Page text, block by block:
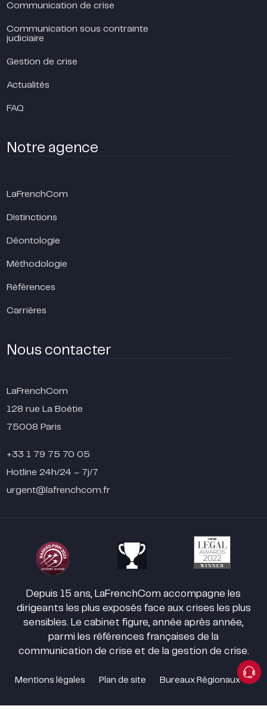
Communication de crise
Communication sous contrainte
judiciaire
Gestion de crise
Actualités
FAQ
Notre agence
LaFrenchCom
Distinctions
Déontologie
Méthodologie
Références
Carrières
Nous contacter
LaFrenchCom
128 rue La Boétie
75008 Paris
+33 1 79 75 70 05
Hotline 24h/24 – 7j/7
urgent@lafrenchcom.fr
Depuis 15 ans, LaFrenchCom accompagne les
dirigeants les plus exposés face aux crises les plus
sensibles. Le cabinet figure, année après année,
parmi les références françaises de la
communication de crise et de la gestion de crise.
Mentions légales Plan de site Bureaux Régionaux